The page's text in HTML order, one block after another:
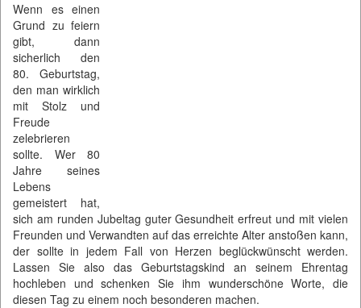
Wenn es einen
Grund zu feiern
gibt, dann
sicherlich den
80. Geburtstag,
den man wirklich
mit Stolz und
Freude
zelebrieren
sollte. Wer 80
Jahre seines
Lebens
gemeistert hat,
sich am runden Jubeltag guter Gesundheit erfreut und mit vielen
Freunden und Verwandten auf das erreichte Alter anstoßen kann,
der sollte in jedem Fall von Herzen beglückwünscht werden.
Lassen Sie also das Geburtstagskind an seinem Ehrentag
hochleben und schenken Sie ihm wunderschöne Worte, die
diesen Tag zu einem noch besonderen machen.